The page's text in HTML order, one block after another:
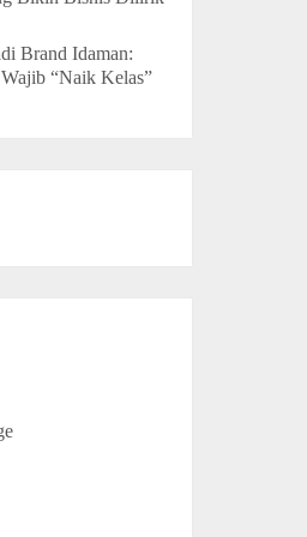
Brand Idaman:
“Naik Kelas”